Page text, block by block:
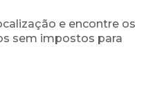
e encontre os
sem impostos para